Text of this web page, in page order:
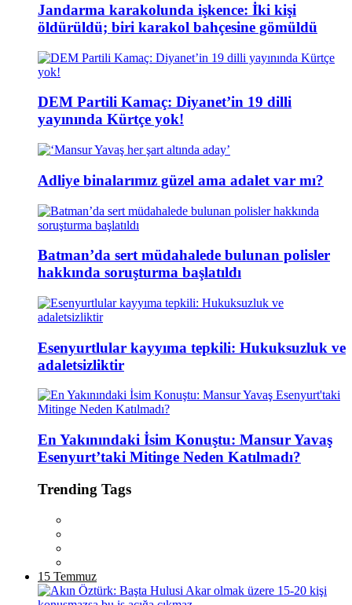
Jandarma karakolunda işkence: İki kişi
öldürüldü; biri karakol bahçesine gömüldü
DEM Partili Kamaç: Diyanet’in 19 dilli
yayınında Kürtçe yok!
Adliye binalarımız güzel ama adalet var mı?
Batman’da sert müdahalede bulunan polisler
hakkında soruşturma başlatıldı
Esenyurtlular kayyıma tepkili: Hukuksuzluk ve
adaletsizliktir
En Yakınındaki İsim Konuştu: Mansur Yavaş
Esenyurt’taki Mitinge Neden Katılmadı?
Trending Tags
15 Temmuz